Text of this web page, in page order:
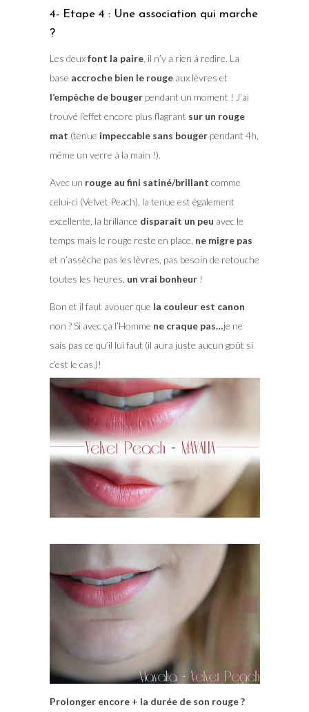
4- Etape 4 : Une association qui marche
?
Les deuxfont la paire, il n’y a rien à redire. La
base accroche bien le rougeaux lèvres et
l’empèche de bougerpendant un moment ! J’ai
trouvé l’effet encore plus flagrant sur un rouge
mat (tenue impeccable sans bougerpendant 4h,
même un verre à la main !).
Avec un rouge au fini satiné/brillant comme
celui-ci (Velvet Peach), la tenue est également
excellente, la brillance disparait un peu avec le
temps mais le rouge reste en place, ne migre pas
et n’assèche pas les lèvres, pas besoin de retouche
toutes les heures, un vrai bonheur!
Bon et il faut avouer que la couleur est canon
non ? Si avec ça l’Homme ne craque pas…je ne
sais pas ce qu’il lui faut (il aura juste aucun goût si
c’est le cas.)!
Prolonger encore + la durée de son rouge ?